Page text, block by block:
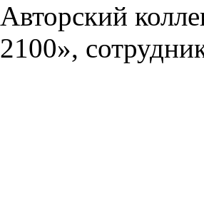
Авторский
2100»,